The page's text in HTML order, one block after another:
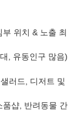
위치 & 노출 최
, 유동인구 많음)
러드, 디저트 및
샵, 반려동물 간